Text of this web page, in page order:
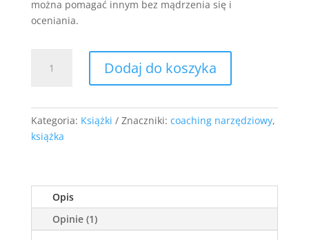
można pomagać innym bez mądrzenia się i
oceniania.
Coaching
Psychologia
szefa
Dodaj do koszyka
Kategoria: Książki Znaczniki: coaching narzędziowy,
książka
Opis
Opinie (1)